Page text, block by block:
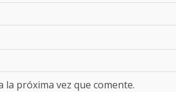
próxima vez que comente.